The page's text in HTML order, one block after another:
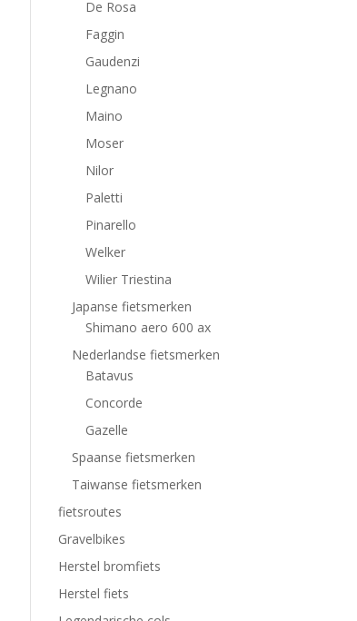
De Rosa
Faggin
Gaudenzi
Legnano
Maino
Moser
Nilor
Paletti
Pinarello
Welker
Wilier Triestina
Japanse fietsmerken
Shimano aero 600 ax
Nederlandse fietsmerken
Batavus
Concorde
Gazelle
Spaanse fietsmerken
Taiwanse fietsmerken
fietsroutes
Gravelbikes
Herstel bromfiets
Herstel fiets